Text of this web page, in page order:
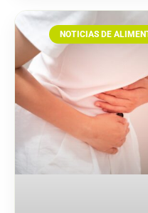
NOTICIAS DE